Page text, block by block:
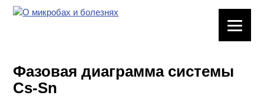
ХИМИЧЕСКАЯ
ПОСУДА
Фазовая диаграмма системы
Cs-Sn